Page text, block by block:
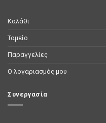
Καλάθι
Ταμείο
Παραγγελίες
Ο λογαριασμός μου
Συνεργασία